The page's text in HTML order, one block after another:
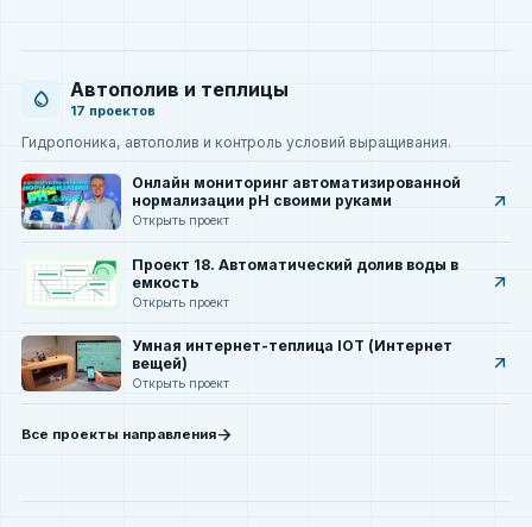
water_drop Автополив и теплицы
17 проектов
Гидропоника, автополив и контроль условий выращивания.
Онлайн мониторинг автоматизированной
нормализации pH своими руками
Открыть проект
arrow_outward
Проект 18. Автоматический долив воды в
емкость
Открыть проект
arrow_outward
Умная интернет-теплица IOT (Интернет
вещей)
Открыть проект
arrow_outward
Все проекты направленияarrow_forward